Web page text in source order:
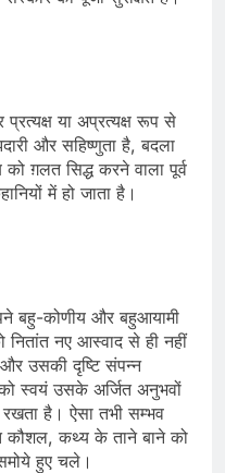
प्रत्यक्ष या अप्रत्यक्ष रूप से
और सहिष्णुता है, बदला
ग़लत सिद्ध करने वाला पूर्व
में हो जाता है।
बहु-कोणीय और बहुआयामी
नए आस्वाद से ही नहीं
उसकी दृष्टि संपन्न
स्वयं उसके अर्जित अनुभवों
है। ऐसा तभी सम्भव
कौशल, कथ्य के ताने बाने को
हुए चले।